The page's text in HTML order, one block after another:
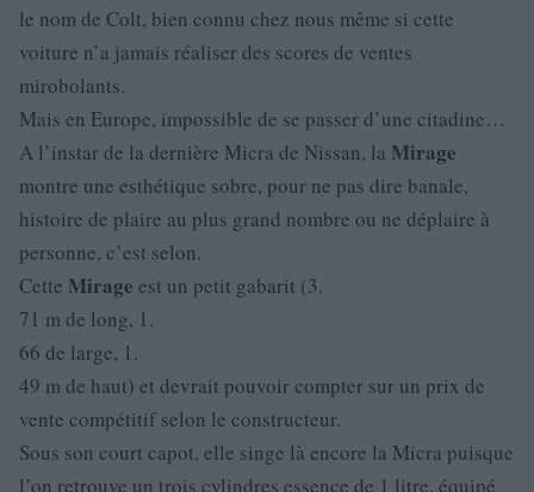
le nom de Colt, bien connu chez nous même si cette
voiture n’a jamais réaliser des scores de ventes
mirobolants.
Mais en Europe, impossible de se passer d’une citadine…
A l’instar de la dernière Micra de Nissan, la Mirage
montre une esthétique sobre, pour ne pas dire banale,
histoire de plaire au plus grand nombre ou ne déplaire à
personne, c’est selon.
Cette Mirage est un petit gabarit (3.
71 m de long, 1.
66 de large, 1.
49 m de haut) et devrait pouvoir compter sur un prix de
vente compétitif selon le constructeur.
Sous son court capot, elle singe là encore la Micra puisque
l’on retrouve un trois cylindres essence de 1 litre, équipé